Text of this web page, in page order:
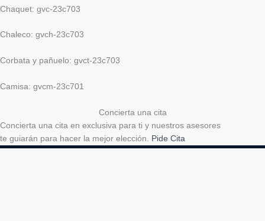
Chaquet: gvc-23c703
Chaleco: gvch-23c703
Corbata y pañuelo: gvct-23c703
Camisa: gvcm-23c701
Concierta una cita
Concierta una cita en exclusiva para ti y nuestros asesores
te guiarán para hacer la mejor elección. Pide Cita